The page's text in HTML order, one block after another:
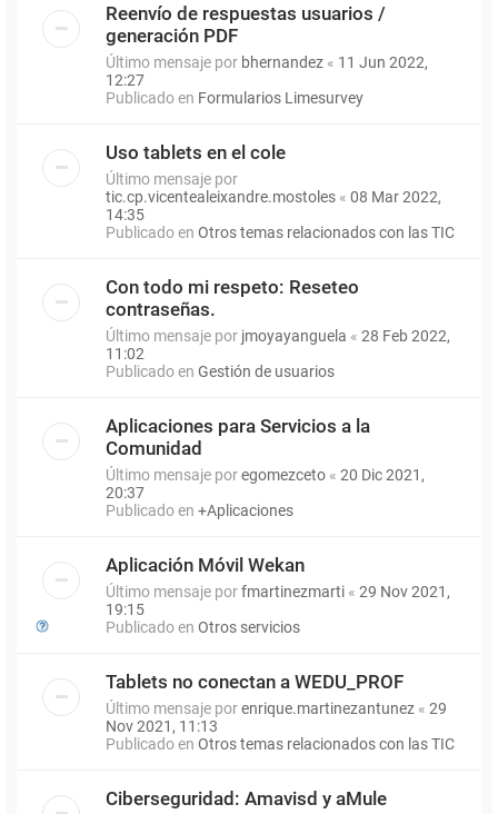
Reenvío de respuestas usuarios /
generación PDF
Último mensaje por bhernandez « 11 Jun 2022,
12:27
Publicado en Formularios Limesurvey
Uso tablets en el cole
Último mensaje por
tic.cp.vicentealeixandre.mostoles « 08 Mar 2022,
14:35
Publicado en Otros temas relacionados con las TIC
Con todo mi respeto: Reseteo
contraseñas.
Último mensaje por jmoyayanguela « 28 Feb 2022,
11:02
Publicado en Gestión de usuarios
Aplicaciones para Servicios a la
Comunidad
Último mensaje poregomezceto « 20 Dic 2021,
20:37
Publicado en +Aplicaciones
Aplicación Móvil Wekan
Último mensaje porfmartinezmarti « 29 Nov 2021,
19:15
Publicado en Otros servicios
Tablets no conectan a WEDU_PROF
Último mensaje porenrique.martinezantunez « 29
Nov 2021, 11:13
Publicado en Otros temas relacionados con las TIC
Ciberseguridad: Amavisd y aMule